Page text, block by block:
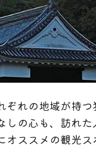
ぞれの地域が持
しの心も、訪れ
オススメの観光